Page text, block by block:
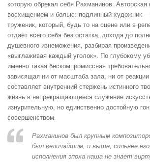
которую обрекал себя Рахманинов. Авторская
восхищением и болью: подлинный художник —
труженик, который, будь то на сцене или в
отдаёт всего себя без остатка, доходя до
душевного изнеможения, разбирая
«выглаживая каждый уголок». По глубокому
именно такая бескомпромиссная
зависящая ни от масштаба зала, ни от
составляет внутренний стержень истинного
жизнь в непрекращающееся служение
изнурительную, но единственно достойную
совершенством.
Рахманинов был крупным
был величайшим, и выше, сильнее
исполнения эпоха наша не знает